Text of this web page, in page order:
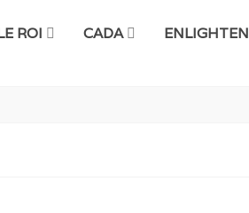
ROI CADA ENLIGHTEN